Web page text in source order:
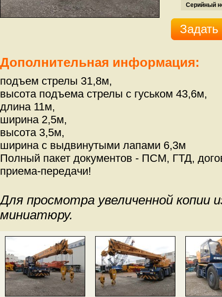
Серийный
Задать
Дополнительная информация:
подъем стрелы 31,8м,
высота подъема стрелы с гуськом 43,6м,
длина 11м,
ширина 2,5м,
высота 3,5м,
ширина с выдвинутыми лапами 6,3м
Полный пакет документов - ПСМ, ГТД,
приема-передачи!
Для просмотра увеличенной копии
миниатюру.